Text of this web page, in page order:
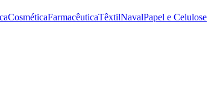
CosméticaFarmacêuticaTêxtilNavalPapel e Celulose